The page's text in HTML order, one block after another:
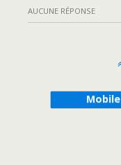
AUCUNE RÉPONSE
Mobile